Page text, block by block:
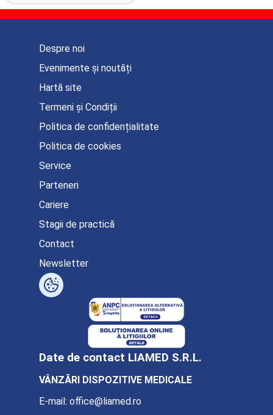
Date de contact LIAMED S.R.L.
VÂNZĂRI DISPOZITIVE MEDICALE
E-mail: office@liamed.ro
Despre noi
Evenimente și noutăți
Hartă site
Termeni și Condiții
Politica de confidențialitate
Politica de cookies
Service
Parteneri
Cariere
Stagii de practică
Contact
Newsletter